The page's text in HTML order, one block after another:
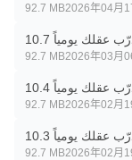
92.7 MB2026年04月
عقلك يومياً 10.7
92.7 MB2026年03月
عقلك يومياً 10.4
92.7 MB2026年02月
عقلك يومياً 10.3
92.7 MB2026年02月